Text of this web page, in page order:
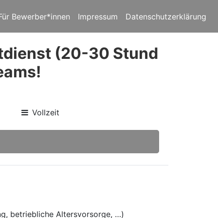
Bewerber*innen Impressum Datenschutzerklärung
(20-30 Stund
Vollzeit
betriebliche Altersvorsorge, …)